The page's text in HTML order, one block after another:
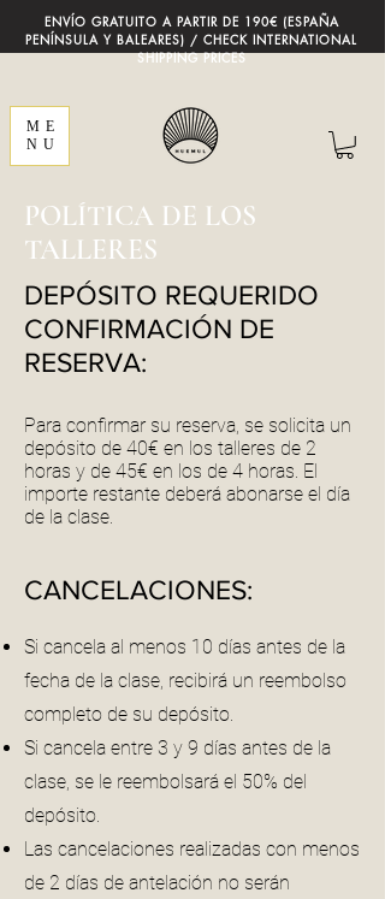
ENVÍO GRATUITO A PARTIR DE 190€ (ESPAÑA
PENÍNSULA Y BALEARES) / CHECK INTERNATIONAL
SHIPPING PRICES
ME
NU
POLÍTICA DE LOS
TALLERES
DEPÓSITO REQUERIDO
CONFIRMACIÓN DE
RESERVA:
Para confirmar su reserva, se solicita un
depósito de 40€ en los talleres de 2
horas y de 45€ en los de 4 horas. El
importe restante deberá abonarse el día
de la clase.
CANCELACIONES:
Si cancela al menos 10 días antes de la
fecha de la clase, recibirá un reembolso
completo de su depósito.
Si cancela entre 3 y 9 días antes de la
clase, se le reembolsará el 50% del
depósito.
Las cancelaciones realizadas con menos
de 2 días de antelación no serán